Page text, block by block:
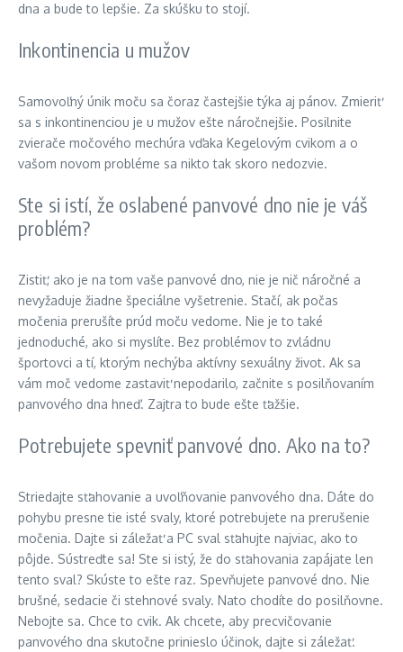
dna a bude to lepšie. Za skúšku to stojí.
Inkontinencia u mužov
Samovoľný únik moču sa čoraz častejšie týka aj pánov. Zmieriť
sa s inkontinenciou je u mužov ešte náročnejšie. Posilnite
zvierače močového mechúra vďaka Kegelovým cvikom a o
vašom novom probléme sa nikto tak skoro nedozvie.
Ste si istí, že oslabené panvové dno nie je váš
problém?
Zistiť, ako je na tom vaše panvové dno, nie je nič náročné a
nevyžaduje žiadne špeciálne vyšetrenie. Stačí, ak počas
močenia prerušíte prúd moču vedome. Nie je to také
jednoduché, ako si myslíte. Bez problémov to zvládnu
športovci a tí, ktorým nechýba aktívny sexuálny život. Ak sa
vám moč vedome zastaviť nepodarilo, začnite s posilňovaním
panvového dna hneď. Zajtra to bude ešte ťažšie.
Potrebujete spevniť panvové dno. Ako na to?
Striedajte sťahovanie a uvoľňovanie panvového dna. Dáte do
pohybu presne tie isté svaly, ktoré potrebujete na prerušenie
močenia. Dajte si záležať a PC sval sťahujte najviac, ako to
pôjde. Sústreďte sa! Ste si istý, že do sťahovania zapájate len
tento sval? Skúste to ešte raz. Spevňujete panvové dno. Nie
brušné, sedacie či stehnové svaly. Nato chodíte do posilňovne.
Nebojte sa. Chce to cvik. Ak chcete, aby precvičovanie
panvového dna skutočne prinieslo účinok, dajte si záležať.